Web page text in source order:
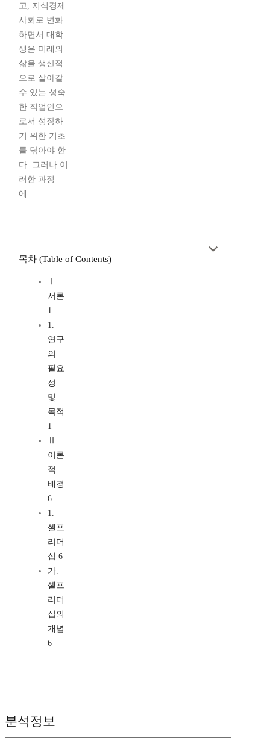
고, 지식경제
사회로 변화
하면서 대학
생은 미래의
삶을 생산적
으로 살아갈
수 있는 성숙
한 직업인으
로서 성장하
기 위한 기초
를 닦아야 한
다. 그러나 이
러한 과정
에...
목차 (Table of Contents)
Ⅰ.
서론
1
1.
연구
의
필요
성
및
목적
1
Ⅱ.
이론
적
배경
6
1.
셀프
리더
십 6
가.
셀프
리더
십의
개념
6
분석정보